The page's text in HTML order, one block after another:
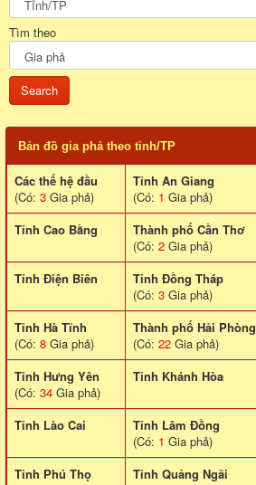
Tìm theo
Bản đồ gia phả theo tỉnh/TP
Các thế hệ đầu
(Có: 3 Gia phả)
Tỉnh An Giang
(Có: 1 Gia phả)
Tỉnh Cao Bằng
Thành phố Cần Thơ
(Có: 2 Gia phả)
Tỉnh Điện Biên
Tỉnh Đồng Tháp
(Có: 3 Gia phả)
Tỉnh Hà Tĩnh
(Có: 8 Gia phả)
Thành phố Hải Phòng
(Có: 22 Gia phả)
Tỉnh Hưng Yên
(Có: 34 Gia phả)
Tỉnh Khánh Hòa
Tỉnh Lào Cai
Tỉnh Lâm Đồng
(Có: 1 Gia phả)
Tỉnh Phú Thọ
Tỉnh Quảng Ngãi